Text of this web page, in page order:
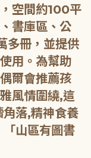
空間約100平
書庫區、公
多冊，並提供
用。為幫助
爾會推薦孩
風情圍繞,這
落,精神食養
山區有圖書